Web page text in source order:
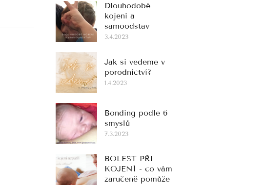
Dlouhodobé
kojení a
samoodstav
3.4.2023
Jak si vedeme v
porodnictví?
1.4.2023
Bonding podle 6
smyslů
7.3.2023
BOLEST PŘI
KOJENÍ - co vám
zaručeně pomůže